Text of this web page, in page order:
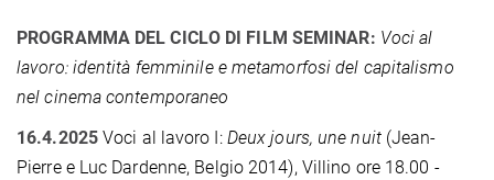
PROGRAMMA DEL CICLO DI FILM SEMINAR: Voci al
lavoro: identità femminile e metamorfosi del capitalismo
nel cinema contemporaneo
16.4.2025 Voci al lavoro I: Deux jours, une nuit (Jean-
Pierre e Luc Dardenne, Belgio 2014), Villino ore 18.00 -